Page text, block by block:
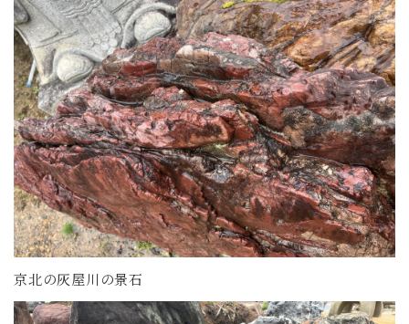
京北の灰屋川の景石